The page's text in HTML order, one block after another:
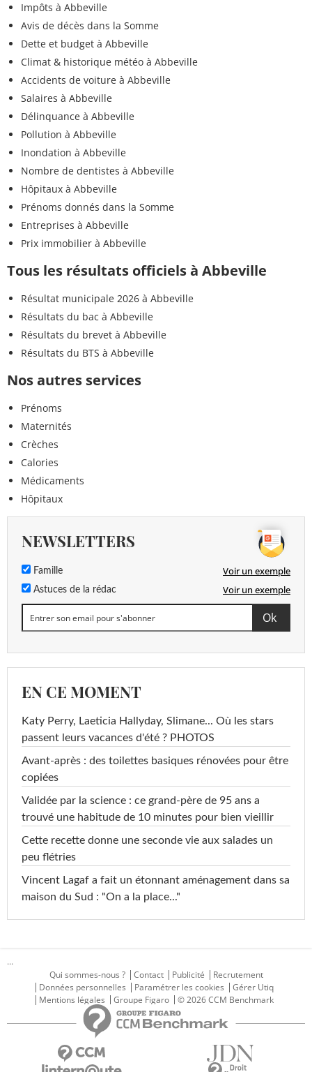
Impôts à Abbeville
Avis de décès dans la Somme
Dette et budget à Abbeville
Climat & historique météo à Abbeville
Accidents de voiture à Abbeville
Salaires à Abbeville
Délinquance à Abbeville
Pollution à Abbeville
Inondation à Abbeville
Nombre de dentistes à Abbeville
Hôpitaux à Abbeville
Prénoms donnés dans la Somme
Entreprises à Abbeville
Prix immobilier à Abbeville
Tous les résultats officiels à Abbeville
Résultat municipale 2026 à Abbeville
Résultats du bac à Abbeville
Résultats du brevet à Abbeville
Résultats du BTS à Abbeville
Nos autres services
Prénoms
Maternités
Crèches
Calories
Médicaments
Hôpitaux
NEWSLETTERS
Famille Voir un exemple
Astuces de la rédac Voir un exemple
EN CE MOMENT
Katy Perry, Laeticia Hallyday, Slimane... Où les stars
passent leurs vacances d'été ? PHOTOS
Avant-après : des toilettes basiques rénovées pour être
copiées
Validée par la science : ce grand-père de 95 ans a
trouvé une habitude de 10 minutes pour bien vieillir
Cette recette donne une seconde vie aux salades un
peu flétries
Vincent Lagaf a fait un étonnant aménagement dans sa
maison du Sud : "On a la place..."
...
Qui sommes-nous ?
Contact Publicité
Recrutement
Données personnelles
Paramétrer les cookies
Gérer Utiq
Mentions légales
Groupe Figaro © 2026 CCM Benchmark